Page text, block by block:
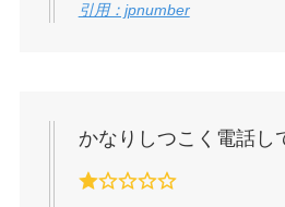
引用：jpnumber
かなりしつこく電話し